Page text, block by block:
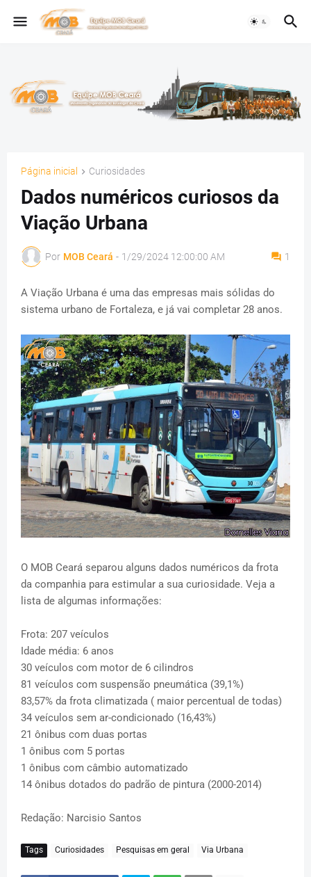
Página inicial Curiosidades
Dados numéricos curiosos da
Viação Urbana
Por MOB Ceará - 1/29/2024 12:00:00 AM 1
A Viação Urbana é uma das empresas mais sólidas do
sistema urbano de Fortaleza, e já vai completar 28 anos.
O MOB Ceará separou alguns dados numéricos da frota
da companhia para estimular a sua curiosidade. Veja a
lista de algumas informações:
Frota: 207 veículos
Idade média: 6 anos
30 veículos com motor de 6 cilindros
81 veículos com suspensão pneumática (39,1%)
83,57% da frota climatizada ( maior percentual de todas)
34 veículos sem ar-condicionado (16,43%)
21 ônibus com duas portas
1 ônibus com 5 portas
1 ônibus com câmbio automatizado
14 ônibus dotados do padrão de pintura (2000-2014)
Redação: Narcisio Santos
Tags Curiosidades Pesquisas em geral Via Urbana